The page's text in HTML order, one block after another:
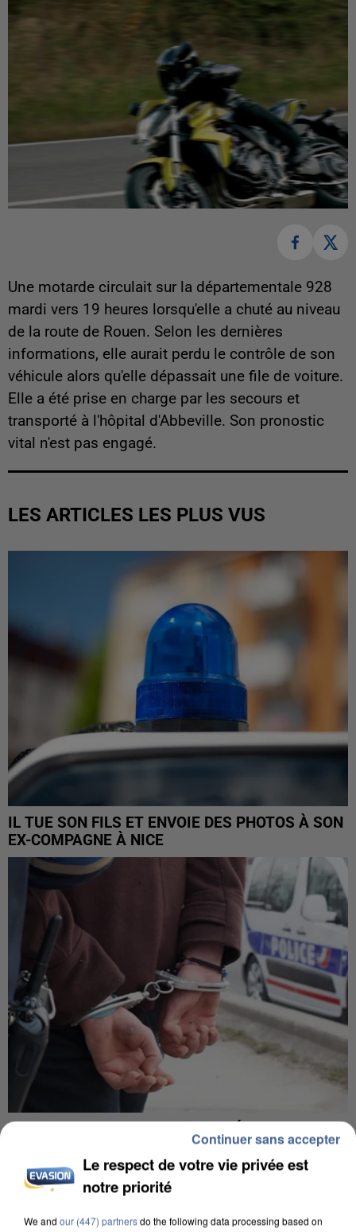
Une motarde circulait sur la départementale 928
mardi vers 19 heures lorsqu'elle a chuté au niveau
de la route de Rouen. Selon les dernières
informations, elle aurait perdu le contrôle de son
véhicule alors qu'elle dépassait une file de voiture.
Elle a été prise en charge par les secours et
transporté à l'hôpital d'Abbeville. Son pronostic
vital n'est pas engagé.
LES ARTICLES LES PLUS VUS
IL TUE SON FILS ET ENVOIE DES PHOTOS À SON
EX-COMPAGNE À NICE
L’UN DES FONDATEURS SUPPOSÉS DE LA DZ
MAFIA INTERPELLÉ EN ALGÉRIE
Le respect de votre vie privée est
notre priorité
We and our (447) partnersdo the following data processing based on
Continuer sans accepter